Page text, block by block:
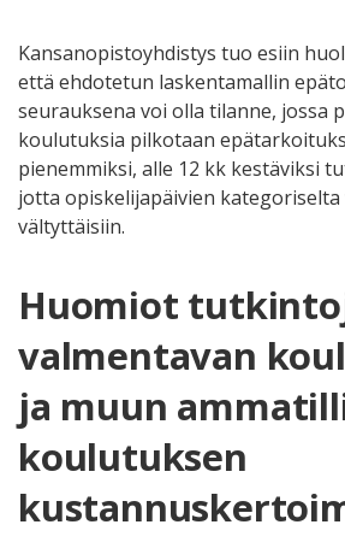
Kansanopistoyhdistys tuo esiin
että ehdotetun laskentamallin
seurauksena voi olla tilanne, jossa
koulutuksia pilkotaan
pienemmiksi, alle 12 kk kestäviksi
jotta opiskelijapäivien
vältyttäisiin.
Huomiot
valmentavan
ja muun
koulutuksen